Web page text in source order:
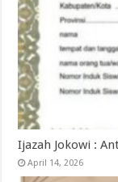
Ijazah Jokowi :
April 14, 2026